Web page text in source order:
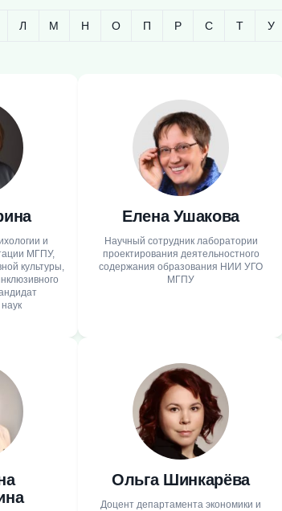
Л М Н О П Р С Т У
и
МГПУ,
культуры,
Елена Ушакова
Научный сотрудник лаборатории
проектирования деятельностного
содержания образования НИИ УГО
МГПУ
Ольга Шинкарёва
Доцент департамента экономики и